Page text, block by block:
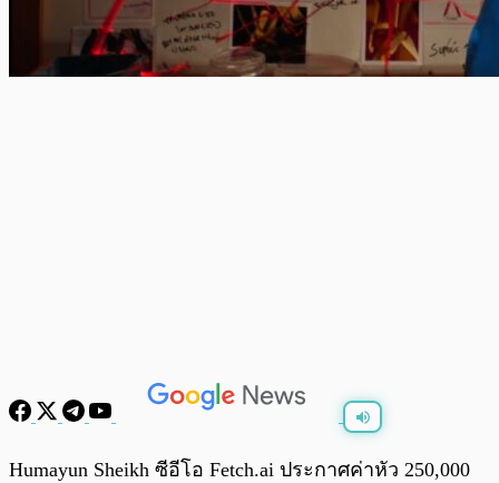
0:00
Humayun Sheikh ซีอีโอ Fetch.ai ประกาศค่าหัว 250,000